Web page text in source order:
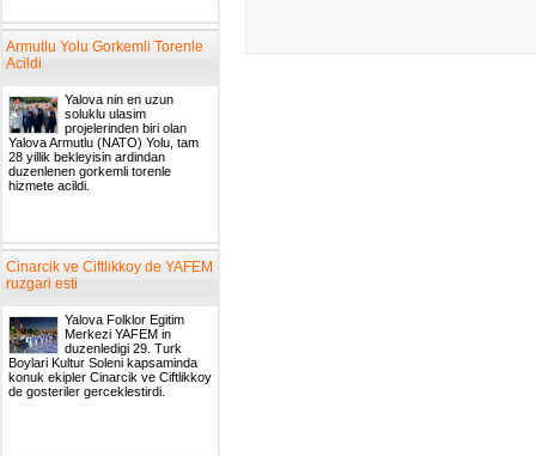
Armutlu Yolu Gorkemli Torenle
Acildi
Yalova nin en uzun
soluklu ulasim
projelerinden biri olan
Yalova Armutlu (NATO) Yolu, tam
28 yillik bekleyisin ardindan
duzenlenen gorkemli torenle
hizmete acildi.
Cinarcik ve Ciftlikkoy de YAFEM
ruzgari esti
Yalova Folklor Egitim
Merkezi YAFEM in
duzenledigi 29. Turk
Boylari Kultur Soleni kapsaminda
konuk ekipler Cinarcik ve Ciftlikkoy
de gosteriler gerceklestirdi.